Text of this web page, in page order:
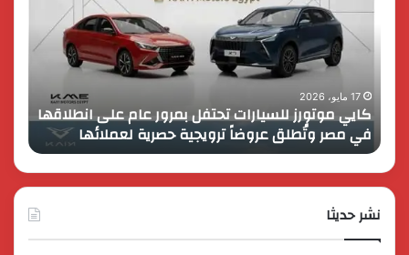
بمرور
انطلاقها
في
مصر
وتُطلق
عروضاً
ترويجية
حصرية
17 مايو، 2026
كايي موتورز للسيارات تحتفل بمرور عام على انطلاقها
في مصر وتُطلق عروضاً ترويجية حصرية لعملائها
جديدة
نشر حديثا